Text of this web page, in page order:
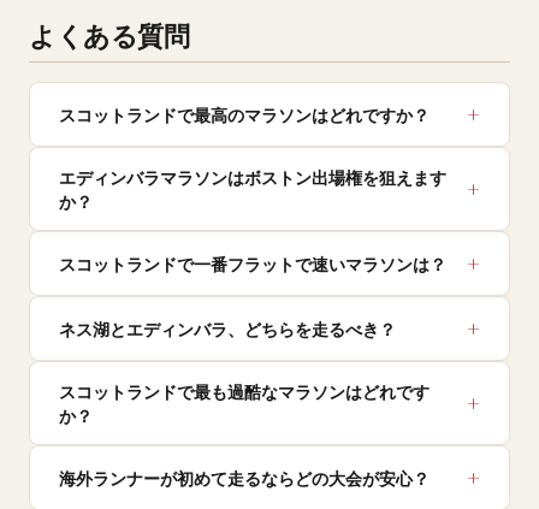
よくある質問
スコットランドで最高のマラソンはどれですか？
エディンバラマラソンはボストン出場権を狙えます
か？
スコットランドで一番フラットで速いマラソンは？
ネス湖とエディンバラ、どちらを走るべき？
スコットランドで最も過酷なマラソンはどれです
か？
海外ランナーが初めて走るならどの大会が安心？